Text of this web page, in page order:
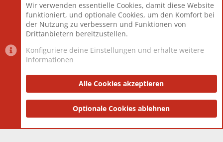
Mitglieder
12.425
Neuestes Mitglied
Toddster85
Datenschutzerklärung Impressum
Community platform by XenForo® © 2010-2025 XenForo Ltd.
and add-ons by ThemeHouse
Wir verwenden essentielle Cookies, damit diese Website
funktioniert, und optionale Cookies, um den Komfort bei
der Nutzung zu verbessern und Funktionen von
Drittanbietern bereitzustellen.
Konfiguriere deine Einstellungen und erhalte weitere
Informationen
Alle Cookies akzeptieren
Optionale Cookies ablehnen